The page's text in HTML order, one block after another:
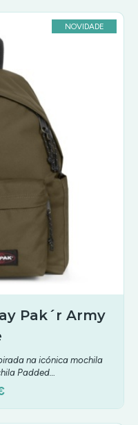
NOVIDADE
Pak´r Army
na icónica mochila
Padded…